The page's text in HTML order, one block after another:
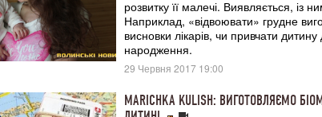
розвитку її малечі. Виявляється, із
Наприклад, «відвоювати» грудне
висновки лікарів, чи привчати
народження.
29 Червня 2017 19:00
MARICHKA KULISH: ВИГОТОВЛЯЄМО